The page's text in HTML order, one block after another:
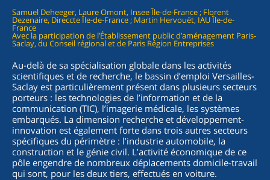
Samuel Deheeger, Laure Omont, Insee Île-de-France ; Florent
Dezenaire, Direccte Île-de-France ; Martin Hervouët, IAU Île-de-
France
Avec la participation de l’Établissement public d’aménagement Paris-
Saclay, du Conseil régional et de Paris Région Entreprises
Au-delà de sa spécialisation globale dans les activités
scientifiques et de recherche, le bassin d’emploi Versailles-
Saclay est particulièrement présent dans plusieurs secteurs
porteurs : les technologies de l’information et de la
communication (TIC), l’imagerie médicale, les systèmes
embarqués. La dimension recherche et développement-
innovation est également forte dans trois autres secteurs
spécifiques du périmètre : l’industrie automobile, la
construction et le génie civil. L’activité économique de ce
pôle engendre de nombreux déplacements domicile-travail
qui sont, pour les deux tiers, effectués en voiture.